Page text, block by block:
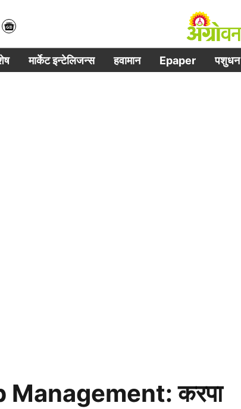
मार्केट इन्टेलिजन्स हवामान Epaper पशुधन
Management: करपा